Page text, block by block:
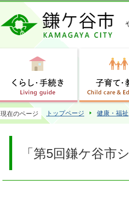
現在のページ トップページ 健康・福祉
「第5回鎌ケ谷市